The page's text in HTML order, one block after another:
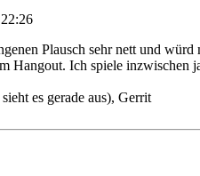
Plausch sehr nett und
Hangout. Ich spiele inzwischen
es gerade aus), Gerrit